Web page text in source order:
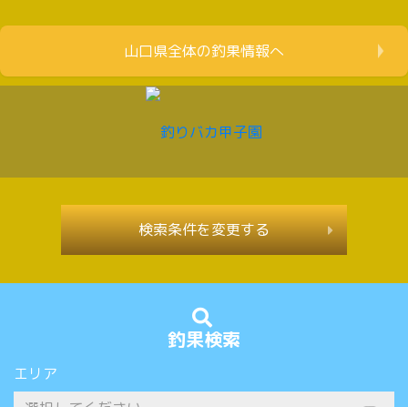
釣果検索
エリア
山口県全体の釣果情報へ
検索条件を変更する